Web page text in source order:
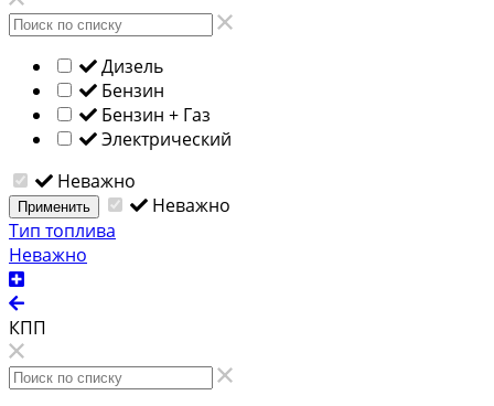
Дизель
Бензин
Бензин + Газ
Электрический
Неважно
Применить
Неважно
Тип топлива
Неважно
КПП